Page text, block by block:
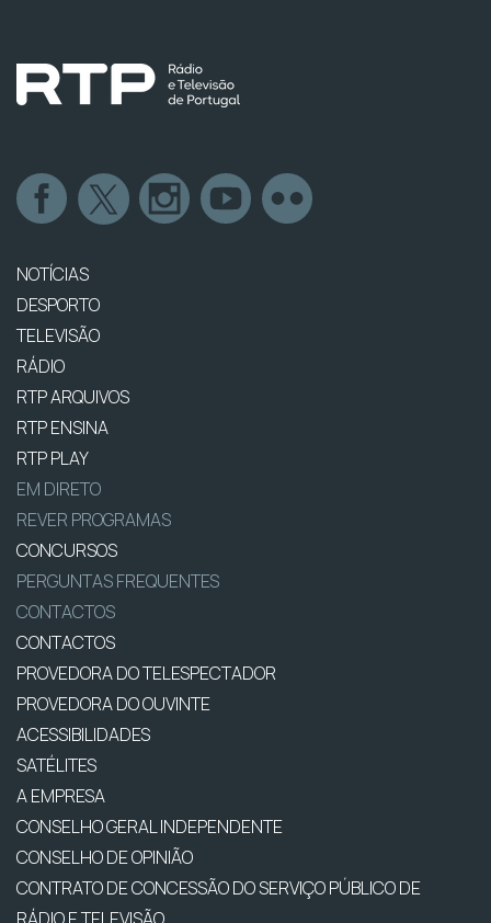
NOTÍCIAS
DESPORTO
TELEVISÃO
RÁDIO
RTP ARQUIVOS
RTP ENSINA
RTP PLAY
EM DIRETO
REVER PROGRAMAS
CONCURSOS
PERGUNTAS FREQUENTES
CONTACTOS
CONTACTOS
PROVEDORA DO TELESPECTADOR
PROVEDORA DO OUVINTE
ACESSIBILIDADES
SATÉLITES
A EMPRESA
CONSELHO GERAL INDEPENDENTE
CONSELHO DE OPINIÃO
CONTRATO DE CONCESSÃO DO SERVIÇO PÚBLICO DE